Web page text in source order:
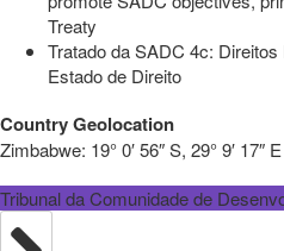
Treaty
Tratado da SADC 4c:
Estado de Direito
Country Geolocation
Zimbabwe: 19° 0′ 56″ S, 29° 9′ 17″ E
Tribunal da Comunidade de